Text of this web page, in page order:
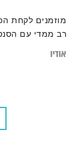
מוזמנים לקחת
רב ממדי עם
אודיו